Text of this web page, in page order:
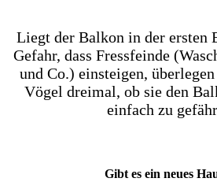
Liegt der Balkon in der ersten
Gefahr, dass Fressfeinde
und Co.) einsteigen,
Vögel dreimal, ob sie den
einfach zu
Gibt es ein neues